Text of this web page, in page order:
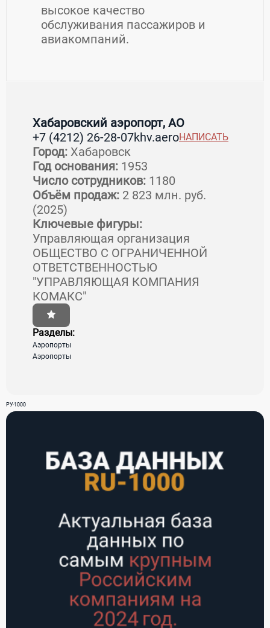
высокое качество
обслуживания пассажиров и
авиакомпаний.
Страна:РоссияРегион:Хабаровский край
Город:Хабаровск
Адрес:680031, г. Хабаровск, Матвеевское
шоссе, 32
загрузка карты...
+7 (4212) 26-28-07
office@airkhv.ru
Хабаровский аэропорт, АО
+7 (4212) 26-28-07khv.aeroНАПИСАТЬ
Город: Хабаровск
Год основания: 1953
Число сотрудников: 1180
Объём продаж: 2 823 млн. руб.
(2025)
Ключевые фигуры:
Управляющая организация
ОБЩЕСТВО С ОГРАНИЧЕННОЙ
ОТВЕТСТВЕННОСТЬЮ
"УПРАВЛЯЮЩАЯ КОМПАНИЯ
КОМАКС"
Разделы:
Аэропорты
Аэропорты
РУ-1000